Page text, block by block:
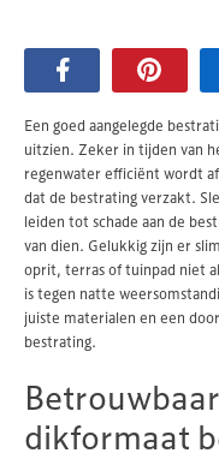
Een goed aangelegde
uitzien. Zeker in tijden van
regenwater efficiënt wordt
dat de bestrating verzakt.
leiden tot schade aan de
van dien. Gelukkig zijn er
oprit, terras of tuinpad niet
is tegen natte
juiste materialen en een
bestrating.
dikformaat